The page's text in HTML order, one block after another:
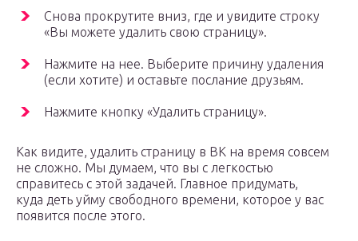
Снова прокрутите вниз, где и увидите строку
«Вы можете удалить свою страницу».
Нажмите на нее. Выберите причину удаления
(если хотите) и оставьте послание друзьям.
Нажмите кнопку «Удалить страницу».
Как видите, удалить страницу в ВК на время совсем
не сложно. Мы думаем, что вы с легкостью
справитесь с этой задачей. Главное придумать,
куда деть уйму свободного времени, которое у вас
появится после этого.